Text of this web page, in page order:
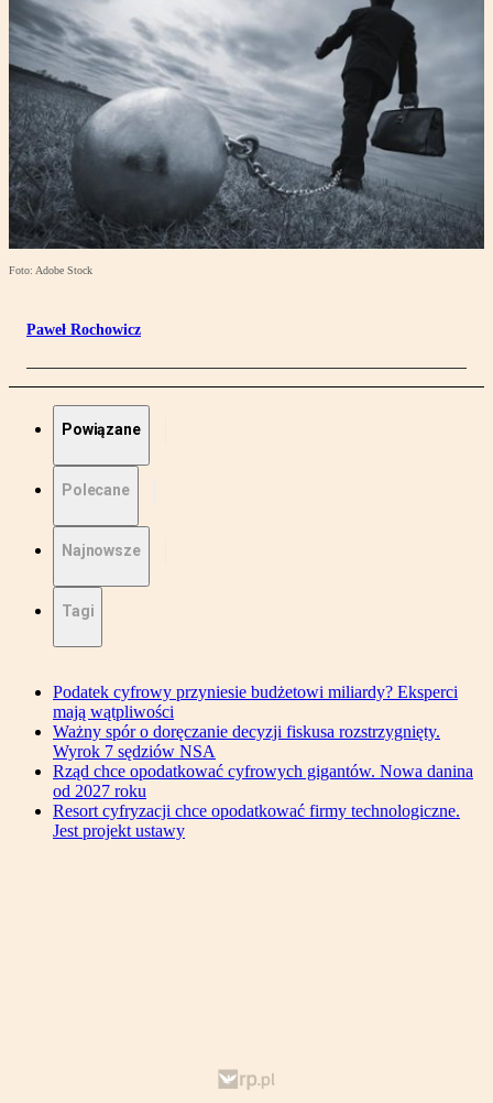
Foto: Adobe Stock
Paweł Rochowicz
Powiązane
Polecane
Najnowsze
Tagi
Podatek cyfrowy przyniesie budżetowi miliardy? Eksperci
mają wątpliwości
Ważny spór o doręczanie decyzji fiskusa rozstrzygnięty.
Wyrok 7 sędziów NSA
Rząd chce opodatkować cyfrowych gigantów. Nowa danina
od 2027 roku
Resort cyfryzacji chce opodatkować firmy technologiczne.
Jest projekt ustawy